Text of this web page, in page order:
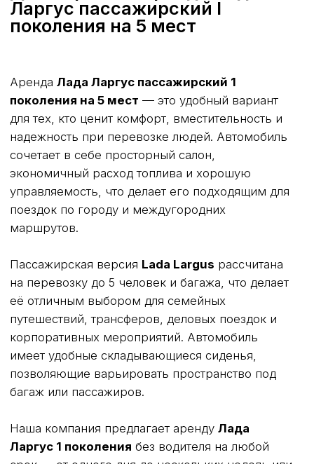
111024, г. Щелково, ул.
Московская, 70а, стр 1
info@samvezi.ru
Ford Transit Промтоварный фургон
ГАЗель Некст Промтоварный фургон
ГАЗель Бизнес Рефрижератор
ГАЗель Некст Евротент с воротами
Арендовать Грузовое Авто
Все автомобили
Заказать авто Заказать звонок
пн-вс: с 9:00 до 19:00
АВТОМОБИЛИ
Полуприцеп Kogel изотермический
Полуприцеп Kogel рефрижератор
ГАЗ Соболь Бизнес тент
Лада Ларгус